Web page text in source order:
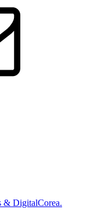
& DigitalCorea.